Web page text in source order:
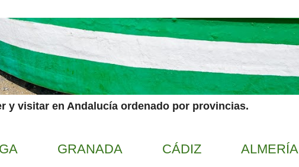
y visitar en Andalucía ordenado por provincias.
GRANADA CÁDIZ ALMERÍA